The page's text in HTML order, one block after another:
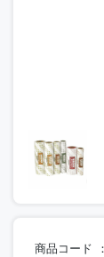
商品コード